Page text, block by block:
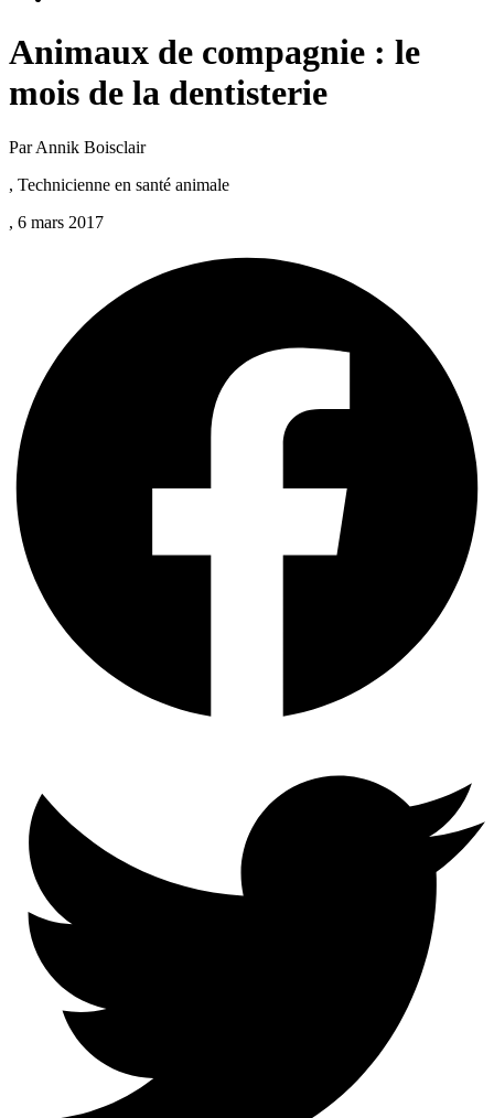
Animaux de compagnie : le
mois de la dentisterie
Par Annik Boisclair
, Technicienne en santé animale
, 6 mars 2017